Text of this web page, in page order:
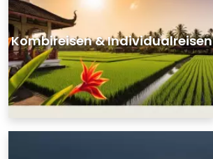
Kombireisen & Individualreisen